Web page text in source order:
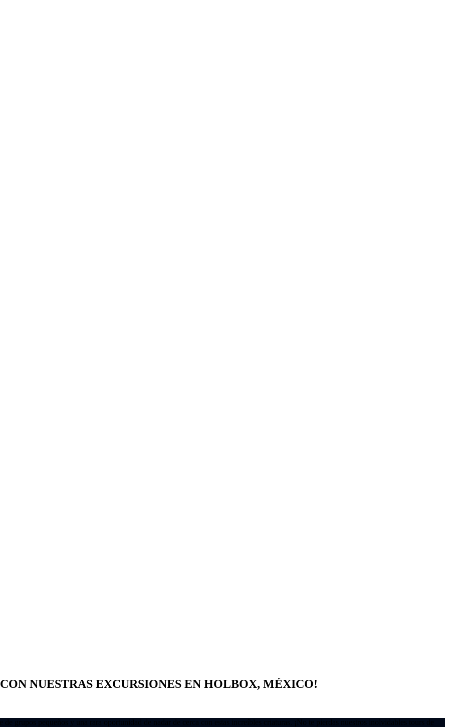
NUESTRAS EXCURSIONES EN HOLBOX, MÉXICO!
grupos pequeños y una rara oportunidad de nadar de cerca con estas increíbles criaturas. ¡No te pierdas nuestros inolvidables tours de